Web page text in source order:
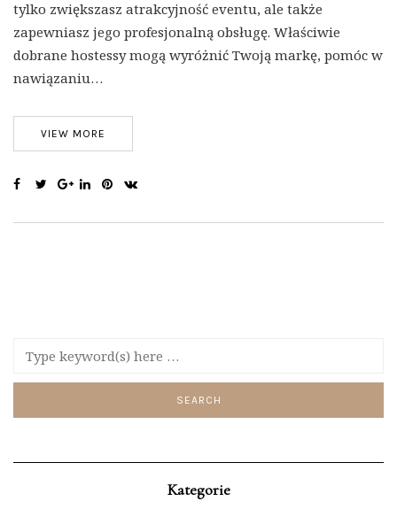
tylko zwiększasz atrakcyjność eventu, ale także
zapewniasz jego profesjonalną obsługę. Właściwie
dobrane hostessy mogą wyróżnić Twoją markę, pomóc w
nawiązaniu…
VIEW MORE
Kategorie